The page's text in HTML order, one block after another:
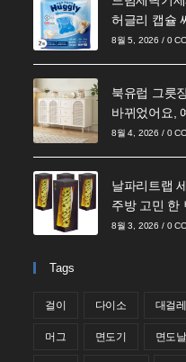
허글리 캡슐
8월 5, 2026 / 0
북유럽 그릇
바뀌었어요,
8월 4, 2026 / 0
날파리트랩
주방 고민 한
8월 3, 2026 / 0
Tags
걸이 다이소 대걸레
머그 면도기 면도날